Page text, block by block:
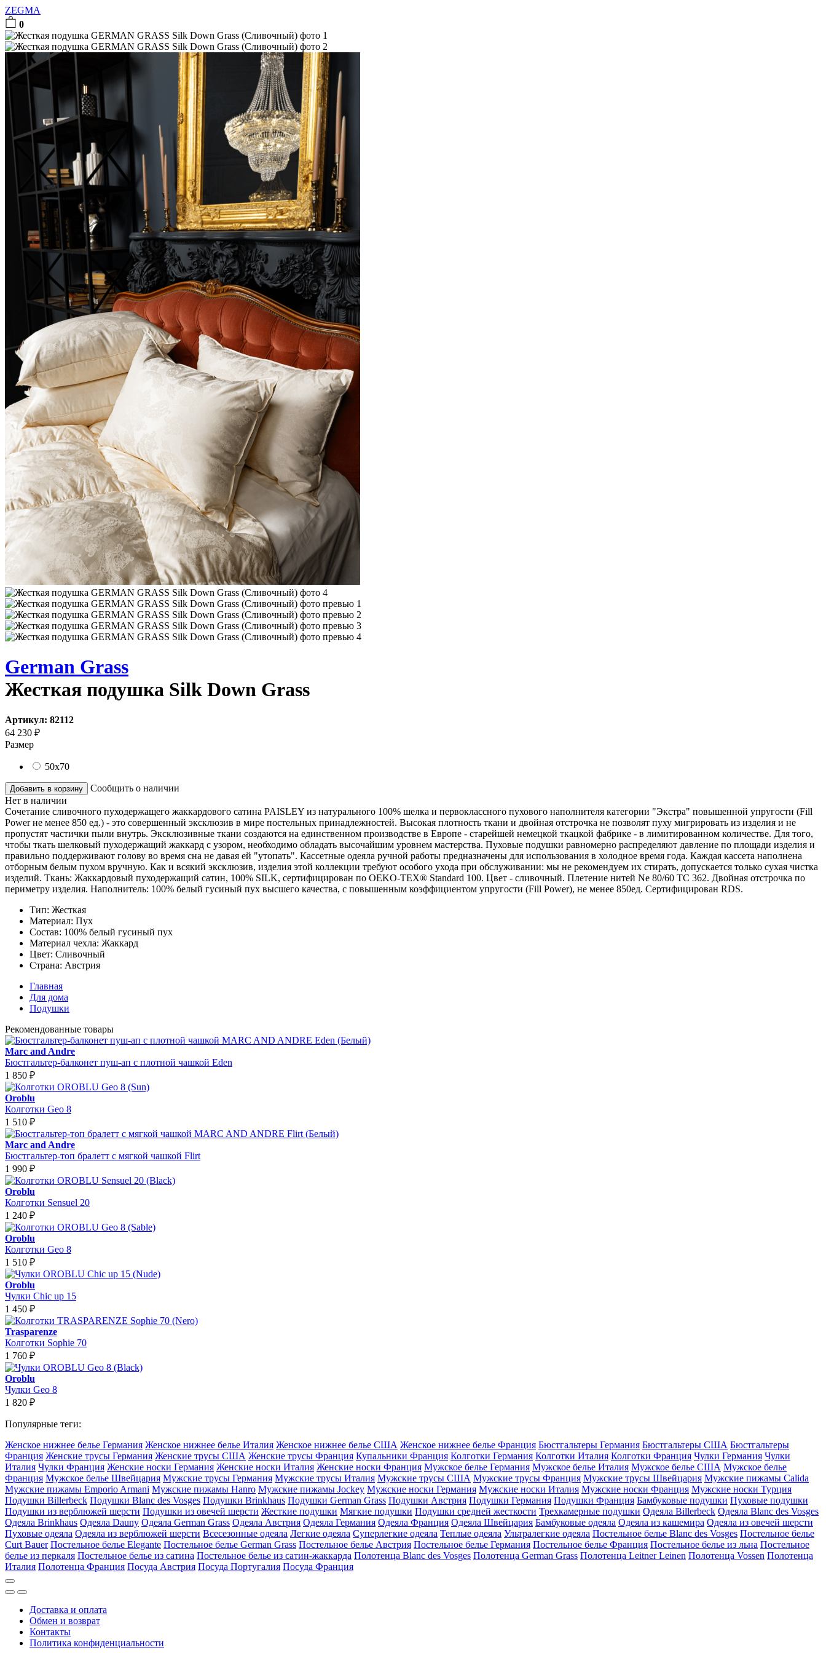
ZEGMA
0
German Grass
Жесткая подушка Silk Down Grass
Артикул: 82112
64 230 ₽
Размер
50x70
Добавить в корзину
Сообщить о наличии
Нет в наличии
Сочетание сливочного пуходержащего жаккардового сатина PAISLEY из натурального 100% шелка и первоклассного пухового наполнителя категории "Экстра" повышенной упругости (Fill
Power не менее 850 ед.) - это совершенный эксклюзив в мире постельных принадлежностей. Высокая плотность ткани и двойная отстрочка не позволят пуху мигрировать из изделия и не
пропустят частички пыли внутрь. Эксклюзивные ткани создаются на единственном производстве в Европе - старейшей немецкой ткацкой фабрике - в лимитированном количестве. Для того,
чтобы ткать шелковый пуходержащий жаккард с узором, необходимо обладать высочайшим уровнем мастерства. Пуховые подушки равномерно распределяют давление по площади изделия и
правильно поддерживают голову во время сна не давая ей "утопать". Кассетные одеяла ручной работы предназначены для использования в холодное время года. Каждая кассета наполнена
отборным белым пухом вручную. Как и всякий эксклюзив, изделия этой коллекции требуют особого ухода при обслуживании: мы не рекомендуем их стирать, допускается только сухая чистка
изделий. Ткань: Жаккардовый пуходержащий сатин, 100% SILK, сертифицирован по OEKO-TEX® Standard 100. Цвет - сливочный. Плетение нитей Ne 80/60 TC 362. Двойная отстрочка по
периметру изделия. Наполнитель: 100% белый гусиный пух высшего качества, с повышенным коэффициентом упругости (Fill Power), не менее 850ед. Сертифицирован RDS.
Тип: Жесткая
Материал: Пух
Состав: 100% белый гусиный пух
Материал чехла: Жаккард
Цвет: Сливочный
Страна: Австрия
Главная
Для дома
Подушки
Рекомендованные товары
Marc and Andre
Бюстгальтер-балконет пуш-ап с плотной чашкой Eden
1 850 ₽
Oroblu
Колготки Geo 8
1 510 ₽
Marc and Andre
Бюстгальтер-топ бралетт с мягкой чашкой Flirt
1 990 ₽
Oroblu
Колготки Sensuel 20
1 240 ₽
Oroblu
Колготки Geo 8
1 510 ₽
Oroblu
Чулки Chic up 15
1 450 ₽
Trasparenze
Колготки Sophie 70
1 760 ₽
Oroblu
Чулки Geo 8
1 820 ₽
Популярные теги:
Женское нижнее белье Германия Женское нижнее белье Италия Женское нижнее белье США Женское нижнее белье Франция Бюстгальтеры Германия Бюстгальтеры США Бюстгальтеры
Франция Женские трусы Германия Женские трусы США Женские трусы Франция Купальники Франция Колготки Германия Колготки Италия Колготки Франция Чулки Германия Чулки
Италия Чулки Франция Женские носки Германия Женские носки Италия Женские носки Франция Мужское белье Германия Мужское белье Италия Мужское белье США Мужское белье
Франция Мужское белье Швейцария Мужские трусы Германия Мужские трусы Италия Мужские трусы США Мужские трусы Франция Мужские трусы Швейцария Мужские пижамы Calida
Мужские пижамы Emporio Armani Мужские пижамы Hanro Мужские пижамы Jockey Мужские носки Германия Мужские носки Италия Мужские носки Франция Мужские носки Турция
Подушки Billerbeck Подушки Blanc des Vosges Подушки Brinkhaus Подушки German Grass Подушки Австрия Подушки Германия Подушки Франция Бамбуковые подушки Пуховые подушки
Подушки из верблюжей шерсти Подушки из овечей шерсти Жесткие подушки Мягкие подушки Подушки средней жесткости Трехкамерные подушки Одеяла Billerbeck Одеяла Blanc des Vosges
Одеяла Brinkhaus Одеяла Dauny Одеяла German Grass Одеяла Австрия Одеяла Германия Одеяла Франция Одеяла Швейцария Бамбуковые одеяла Одеяла из кашемира Одеяла из овечей шерсти
Пуховые одеяла Одеяла из верблюжей шерсти Всесезонные одеяла Легкие одеяла Суперлегкие одеяла Теплые одеяла Ультралегкие одеяла Постельное белье Blanc des Vosges Постельное белье
Curt Bauer Постельное белье Elegante Постельное белье German Grass Постельное белье Австрия Постельное белье Германия Постельное белье Франция Постельное белье из льна Постельное
белье из перкаля Постельное белье из сатина Постельное белье из сатин-жаккарда Полотенца Blanc des Vosges Полотенца German Grass Полотенца Leitner Leinen Полотенца Vossen Полотенца
Италия Полотенца Франция Посуда Австрия Посуда Португалия Посуда Франция
Доставка и оплата
Обмен и возврат
Контакты
Политика конфиденциальности